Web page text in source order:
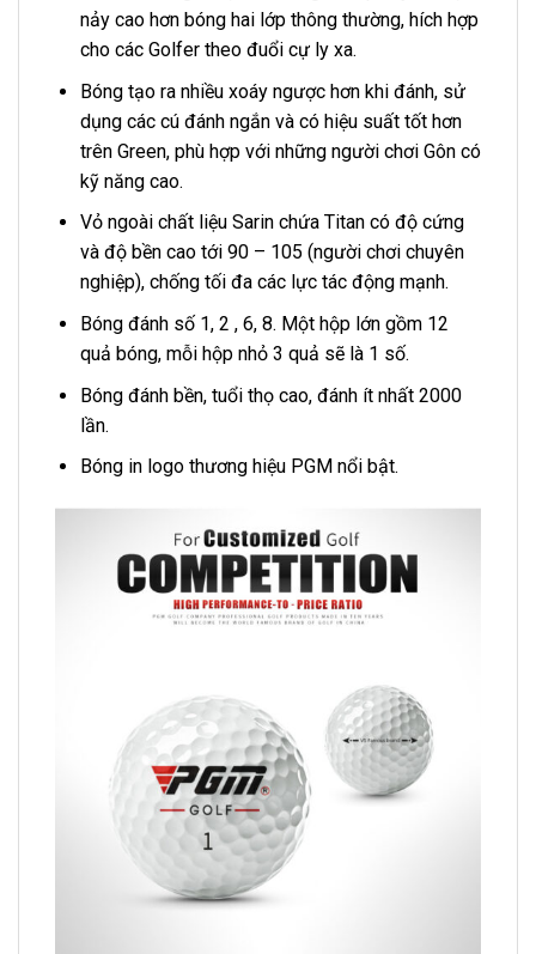
nảy cao hơn bóng hai lớp thông thường, hích hợp
cho các Golfer theo đuổi cự ly xa.
Bóng tạo ra nhiều xoáy ngược hơn khi đánh, sử
dụng các cú đánh ngắn và có hiệu suất tốt hơn
trên Green, phù hợp với những người chơi Gôn có
kỹ năng cao.
Vỏ ngoài chất liệu Sarin chứa Titan có độ cứng
và độ bền cao tới 90 – 105 (người chơi chuyên
nghiệp), chống tối đa các lực tác động mạnh.
Bóng đánh số 1, 2 , 6, 8. Một hộp lớn gồm 12
quả bóng, mỗi hộp nhỏ 3 quả sẽ là 1 số.
Bóng đánh bền, tuổi thọ cao, đánh ít nhất 2000
lần.
Bóng in logo thương hiệu PGM nổi bật.